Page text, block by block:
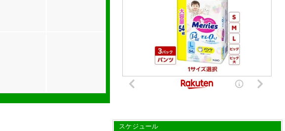
スケジュール